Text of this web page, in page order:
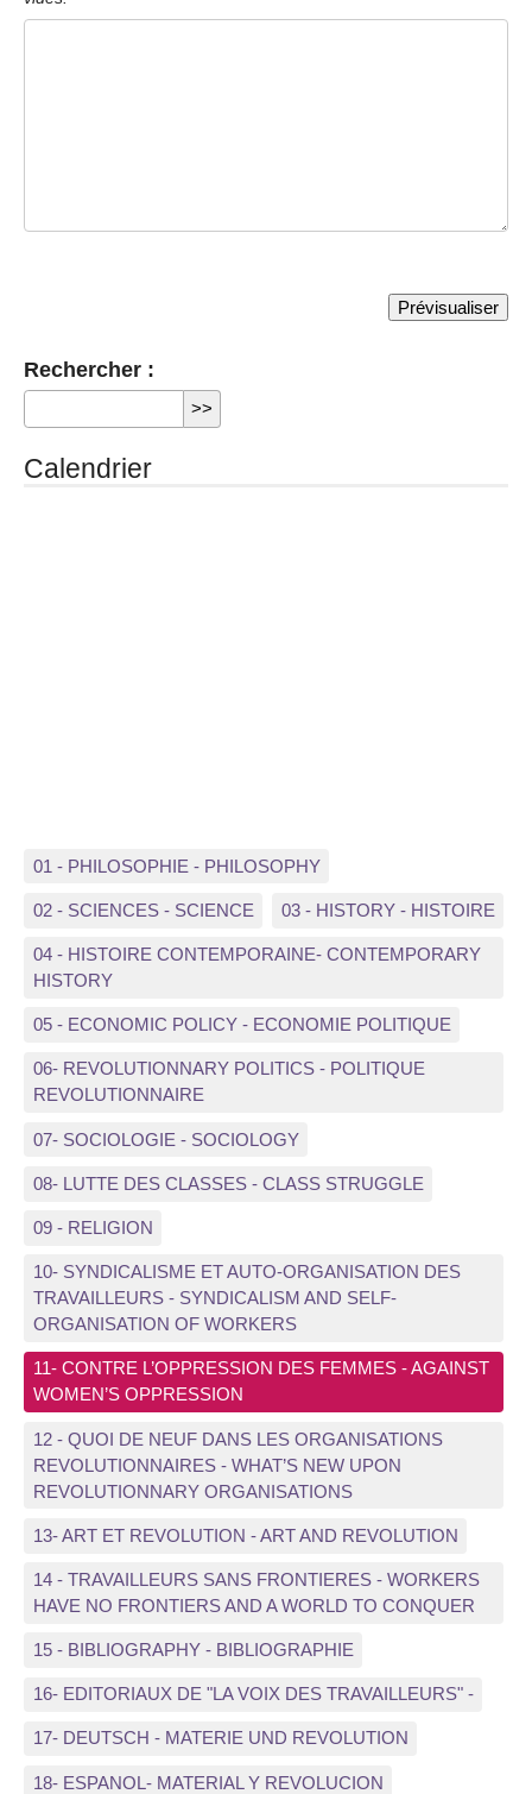
Rechercher :
Calendrier
01 - PHILOSOPHIE - PHILOSOPHY
02 - SCIENCES - SCIENCE 03 - HISTORY - HISTOIRE
04 - HISTOIRE CONTEMPORAINE- CONTEMPORARY
HISTORY
05 - ECONOMIC POLICY - ECONOMIE POLITIQUE
06- REVOLUTIONNARY POLITICS - POLITIQUE
REVOLUTIONNAIRE
07- SOCIOLOGIE - SOCIOLOGY
08- LUTTE DES CLASSES - CLASS STRUGGLE
09 - RELIGION
10- SYNDICALISME ET AUTO-ORGANISATION DES
TRAVAILLEURS - SYNDICALISM AND SELF-
ORGANISATION OF WORKERS
11- CONTRE L’OPPRESSION DES FEMMES - AGAINST
WOMEN’S OPPRESSION
12 - QUOI DE NEUF DANS LES ORGANISATIONS
REVOLUTIONNAIRES - WHAT’S NEW UPON
REVOLUTIONNARY ORGANISATIONS
13- ART ET REVOLUTION - ART AND REVOLUTION
14 - TRAVAILLEURS SANS FRONTIERES - WORKERS
HAVE NO FRONTIERS AND A WORLD TO CONQUER
15 - BIBLIOGRAPHY - BIBLIOGRAPHIE
16- EDITORIAUX DE "LA VOIX DES TRAVAILLEURS" -
17- DEUTSCH - MATERIE UND REVOLUTION
18- ESPANOL- MATERIAL Y REVOLUCION